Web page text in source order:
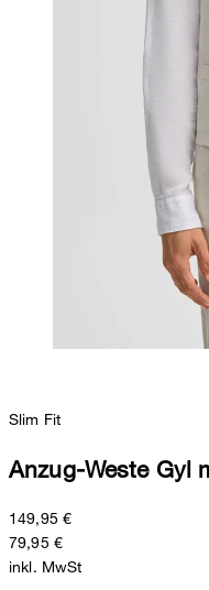
Slim Fit
Anzug-Weste Gyl
149,95 €
79,95 €
inkl. MwSt